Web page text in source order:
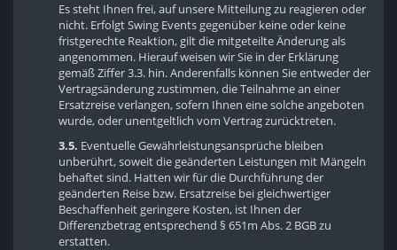
Es steht Ihnen frei, auf unsere Mitteilung zu reagieren oder
nicht. Erfolgt Swing Events gegenüber keine oder keine
fristgerechte Reaktion, gilt die mitgeteilte Änderung als
angenommen. Hierauf weisen wir Sie in der Erklärung
gemäß Ziffer 3.3. hin. Anderenfalls können Sie entweder der
Vertragsänderung zustimmen, die Teilnahme an einer
Ersatzreise verlangen, sofern Ihnen eine solche angeboten
wurde, oder unentgeltlich vom Vertrag zurücktreten.
3.5. Eventuelle Gewährleistungsansprüche bleiben
unberührt, soweit die geänderten Leistungen mit Mängeln
behaftet sind. Hatten wir für die Durchführung der
geänderten Reise bzw. Ersatzreise bei gleichwertiger
Beschaffenheit geringere Kosten, ist Ihnen der
Differenzbetrag entsprechend § 651m Abs. 2 BGB zu
erstatten.